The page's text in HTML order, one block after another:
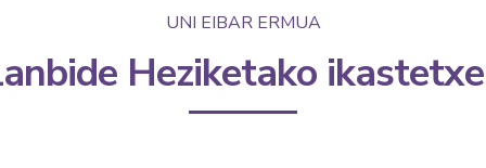
UNI EIBAR ERMUA
Heziketako